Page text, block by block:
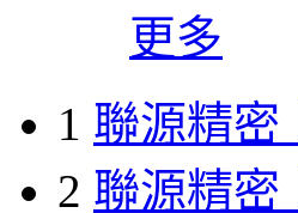
更多
1 聯源精密
2 聯源精密